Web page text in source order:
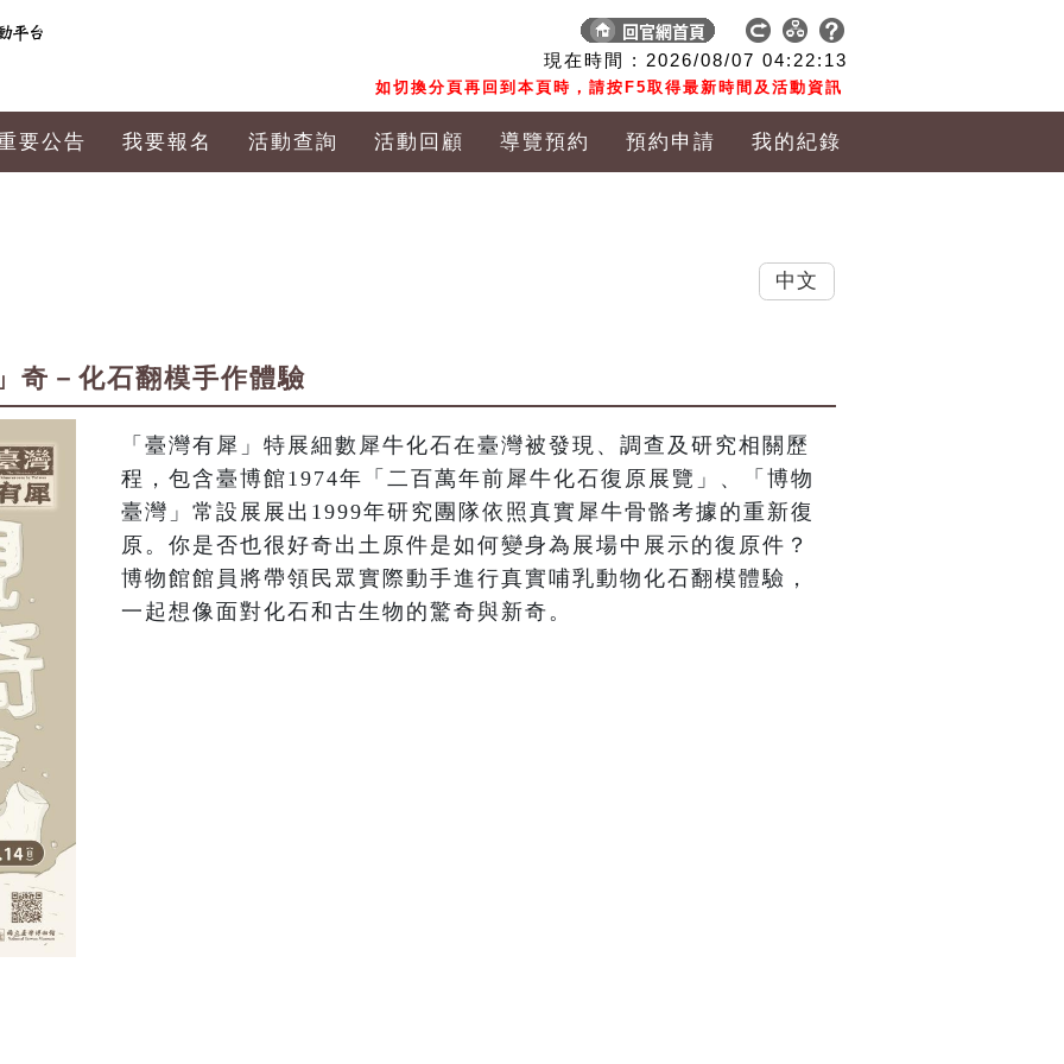
現在時間 : 2026/08/07 04:22:14
如切換分頁再回到本頁時，請按F5取得最新時間及活動資訊
要公告 我要報名 活動查詢 活動回顧 導覽預約 預約申請 我的紀錄
奇－化石翻模手作體驗
「臺灣有犀」特展細數犀牛化石在臺灣被發現、調查及研究相關歷
程，包含臺博館1974年「二百萬年前犀牛化石復原展覽」、「博物
臺灣」常設展展出1999年研究團隊依照真實犀牛骨骼考據的重新復
原。你是否也很好奇出土原件是如何變身為展場中展示的復原件？
博物館館員將帶領民眾實際動手進行真實哺乳動物化石翻模體驗，
一起想像面對化石和古生物的驚奇與新奇。